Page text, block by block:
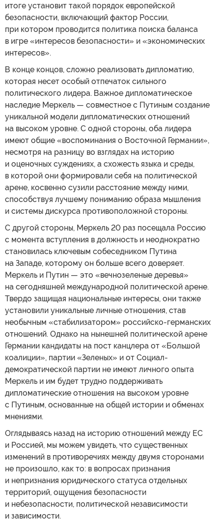
итоге установит такой порядок европейской
безопасности, включающий фактор России,
при котором проводится политика поиска баланса
в игре «интересов безопасности» и «экономических
интересов».
В конце концов, сложно реализовать дипломатию,
которая несет особый отпечаток сильного
политического лидера. Важное дипломатическое
наследие Меркель — совместное с Путиным создание
уникальной модели дипломатических отношений
на высоком уровне. С одной стороны, оба лидера
имеют общие «воспоминания о Восточной Германии»,
несмотря на разницу во взглядах на историю
и оценочных суждениях, а схожесть языка и среды,
в которой они формировали себя на политической
арене, косвенно сузили расстояние между ними,
способствуя лучшему пониманию образа мышления
и системы дискурса противоположной стороны.
С другой стороны, Меркель 20 раз посещала Россию
с момента вступления в должность и неоднократно
становилась ключевым собеседником Путина
на Западе, которому он больше всего доверяет.
Меркель и Путин — это «вечнозеленые деревья»
на сегодняшней международной политической арене.
Твердо защищая национальные интересы, они также
установили уникальные личные отношения, став
необычным «стабилизатором» российско-германских
отношений. Однако на нынешней политической арене
Германии кандидаты на пост канцлера от «Большой
коалиции», партии «Зеленых» и от Социал-
демократической партии не имеют личного опыта
Меркель и им будет трудно поддерживать
дипломатические отношения на высоком уровне
с Путиным, основанные на общей истории и обменах
мнениями.
Оглядываясь назад на историю отношений между ЕС
и Россией, мы можем увидеть, что существенных
изменений в противоречиях между двумя сторонами
не произошло, как то: в вопросах признания
и непризнания юридического статуса отдельных
территорий, ощущения безопасности
и небезопасности, политической независимости
и зависимости.